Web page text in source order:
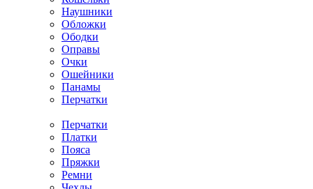
Наушники
Обложки
Ободки
Оправы
Очки
Ошейники
Панамы
Перчатки
Перчатки
Платки
Пояса
Пряжки
Ремни